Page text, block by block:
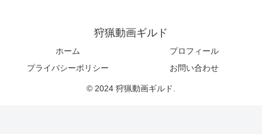
狩猟動画ギルド
ホーム
プロフィール
プライバシーポリシー
お問い合わせ
© 2024 狩猟動画ギルド.